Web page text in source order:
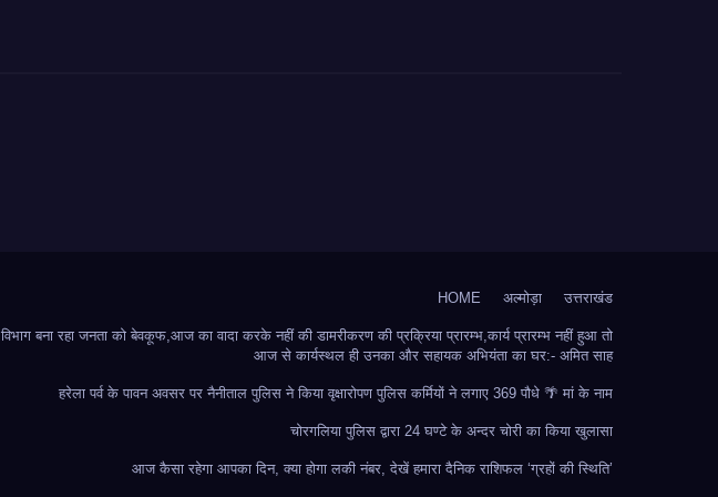
HOME अल्मोड़ा उत्तराखंड
विभाग बना रहा जनता को बेवकूफ,आज का वादा करके नहीं की डामरीकरण की प्रक्रिया प्रारम्भ,कार्य प्रारम्भ नहीं हुआ तो
आज से कार्यस्थल ही उनका और सहायक अभियंता का घर:- अमित साह
हरेला पर्व के पावन अवसर पर नैनीताल पुलिस ने किया वृक्षारोपण पुलिस कर्मियों ने लगाए 369 पौधे 🌴 मां के नाम
चोरगलिया पुलिस द्वारा 24 घण्टे के अन्दर चोरी का किया खुलासा
आज कैसा रहेगा आपका दिन, क्या होगा लकी नंबर, देखें हमारा दैनिक राशिफल ‘ग्रहों की स्थिति’